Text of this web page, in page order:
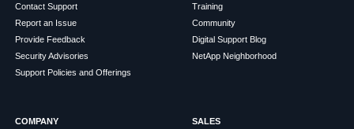
Contact Support
Report an Issue
Provide Feedback
Security Advisories
Support Policies and Offerings
Training
Community
Digital Support Blog
NetApp Neighborhood
COMPANY
SALES